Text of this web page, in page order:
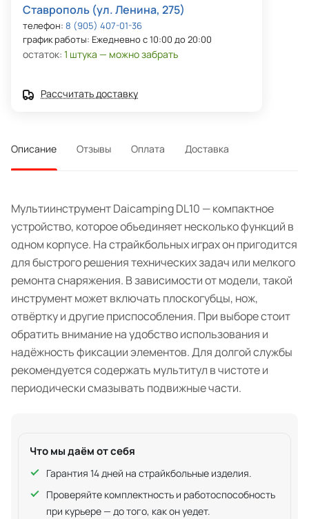
Ставрополь (ул. Ленина, 275)
телефон: 8 (905) 407-01-36
график работы: Ежедневно с 10:00 до 20:00
остаток: 1 штука — можно забрать
Рассчитать доставку
Описание Отзывы Оплата Доставка
Мультиинструмент Daicamping DL10 — компактное
устройство, которое объединяет несколько функций в
одном корпусе. На страйкбольных играх он пригодится
для быстрого решения технических задач или мелкого
ремонта снаряжения. В зависимости от модели, такой
инструмент может включать плоскогубцы, нож,
отвёртку и другие приспособления. При выборе стоит
обратить внимание на удобство использования и
надёжность фиксации элементов. Для долгой службы
рекомендуется содержать мультитул в чистоте и
периодически смазывать подвижные части.
Что мы даём от себя
Гарантия 14 дней на страйкбольные изделия.
Проверяйте комплектность и работоспособность
при курьере — до того, как он уедет.